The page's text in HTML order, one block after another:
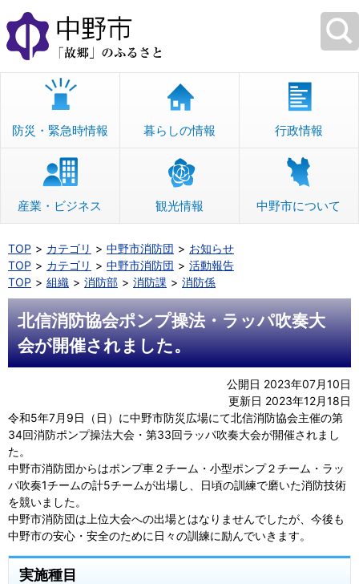
本
文
へ
移
防災・緊急時情報 暮らしの情報 行政情報
産業・ビジネス 観光情報 中野市について
TOP カテゴリ 中野市消防団
お知らせ
TOP
カテゴリ 中野市消防団
活動報告
TOP
組織 消防部 消防課 消防係
北信消防協会ポンプ操法・ラッパ吹奏大
会が開催されました。
公開日 2023年07月10日
更新日 2023年12月18日
令和5年7月9日（日）に中野市防災広場にて北信消防協会主催の第
34回消防ポンプ操法大会・第33回ラッパ吹奏大会が開催されまし
た。
中野市消防団からはポンプ車２チーム・小型ポンプ２チーム・ラッ
パ吹奏1チームの計5チームが出場し、日頃の訓練で磨いた消防技術
を競いました。
中野市消防団は上位大会への出場とはなりませんでしたが、今後も
中野市の安心・安全のために日々の訓練に励んでいきます。
実施種目